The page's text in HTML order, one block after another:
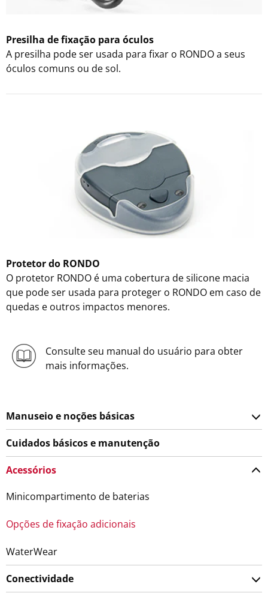
Presilha de fixação para óculos
A presilha pode ser usada para fixar o RONDO a seus
óculos comuns ou de sol.
Protetor do RONDO
O protetor RONDO é uma cobertura de silicone macia
que pode ser usada para proteger o RONDO em caso de
quedas e outros impactos menores.
Consulte seu manual do usuário para obter
mais informações.
Manuseio e noções básicas
Cuidados básicos e manutenção
Acessórios
Minicompartimento de baterias
Opções de fixação adicionais
WaterWear
Conectividade